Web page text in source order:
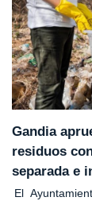
Gandia
residuos
separada e
El